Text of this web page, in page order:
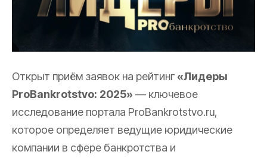
Открыт приём заявок на рейтинг «Лидеры
ProBankrotstvo: 2025» — ключевое
исследование портала ProBankrotstvo.ru,
которое определяет ведущие юридические
компании в сфере банкротства и